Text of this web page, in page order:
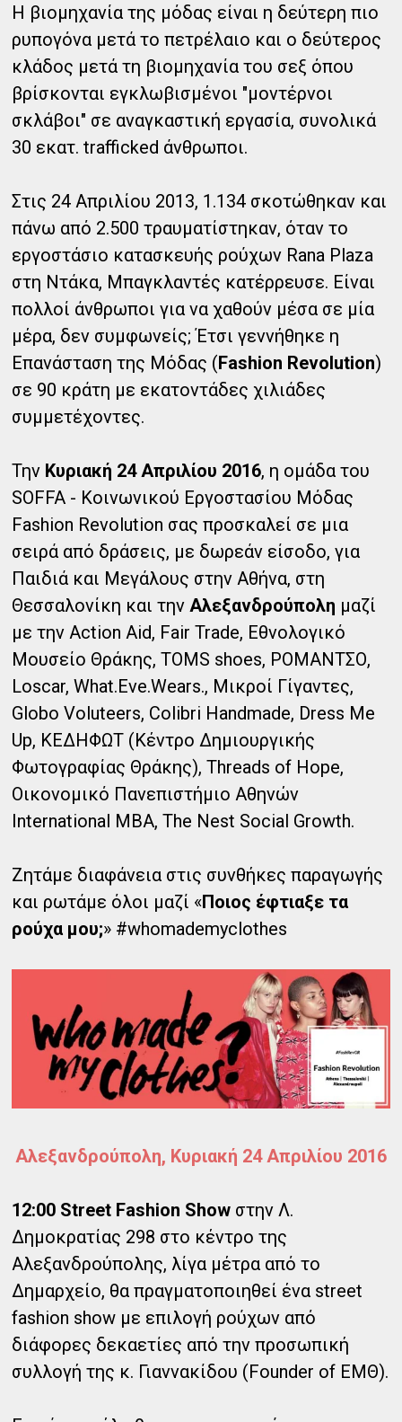
Η βιομηχανία της μόδας είναι η δεύτερη πιο
ρυπογόνα μετά το πετρέλαιο και ο δεύτερος
κλάδος μετά τη βιομηχανία του σεξ όπου
βρίσκονται εγκλωβισμένοι "μοντέρνοι
σκλάβοι" σε αναγκαστική εργασία, συνολικά
30 εκατ. trafficked άνθρωποι.
Στις 24 Απριλίου 2013, 1.134 σκοτώθηκαν και
πάνω από 2.500 τραυματίστηκαν, όταν το
εργοστάσιο κατασκευής ρούχων Rana Plaza
στη Ντάκα, Μπαγκλαντές κατέρρευσε. Είναι
πολλοί άνθρωποι για να χαθούν μέσα σε μία
μέρα, δεν συμφωνείς; Έτσι γεννήθηκε η
Επανάσταση της Μόδας (Fashion Revolution)
σε 90 κράτη με εκατοντάδες χιλιάδες
συμμετέχοντες.
Την Κυριακή 24 Απριλίου 2016, η ομάδα του
SOFFA - Κοινωνικού Εργοστασίου Μόδας
Fashion Revolution σας προσκαλεί σε μια
σειρά από δράσεις, με δωρεάν είσοδο, για
Παιδιά και Μεγάλους στην Αθήνα, στη
Θεσσαλονίκη και την Αλεξανδρούπολη μαζί
με την Action Aid, Fair Trade, Εθνολογικό
Μουσείο Θράκης, TOMS shoes, ΡΟΜΑΝΤΣΟ,
Loscar, What.Eve.Wears., Μικροί Γίγαντες,
Globo Voluteers, Colibri Handmade, Dress Me
Up, ΚΕΔΗΦΩΤ (Κέντρο Δημιουργικής
Φωτογραφίας Θράκης), Threads of Hope,
Οικονομικό Πανεπιστήμιο Αθηνών
International MBA, The Nest Social Growth.
Ζητάμε διαφάνεια στις συνθήκες παραγωγής
και ρωτάμε όλοι μαζί «Ποιος έφτιαξε τα
ρούχα μου;» #whomademyclothes
Αλεξανδρούπολη, Κυριακή 24 Απριλίου 2016
12:00 Street Fashion Show στην Λ.
Δημοκρατίας 298 στο κέντρο της
Αλεξανδρούπολης, λίγα μέτρα από το
Δημαρχείο, θα πραγματοποιηθεί ένα street
fashion show με επιλογή ρούχων από
διάφορες δεκαετίες από την προσωπική
συλλογή της κ. Γιαννακίδου (Founder of ΕΜΘ).